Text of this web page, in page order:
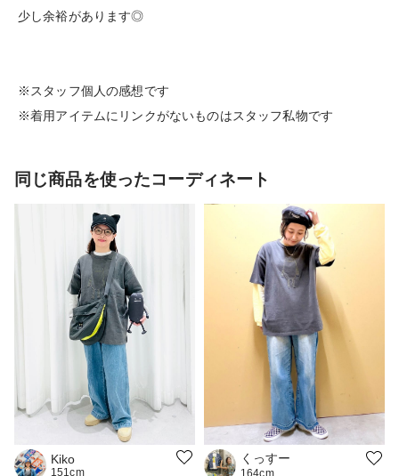
少し余裕があります◎
※スタッフ個人の感想です
※着用アイテムにリンクがないものはスタッフ私物です
同じ商品を使ったコーディネート
Kiko
151cm
くっすー
164cm